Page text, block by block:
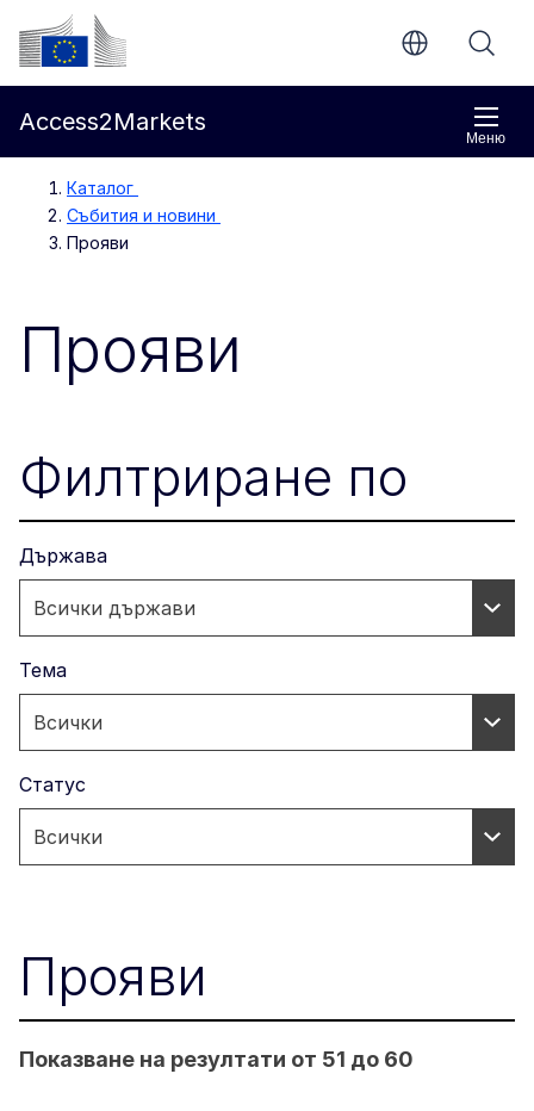
Направо към основното съдържание
Европейска комисия
Меню
Access2Markets
Каталог
Събития и новини
Прояви
Прояви
Филтриране по
Държава
Тема
Статус
Прояви
Показване на резултати от 51 до 60